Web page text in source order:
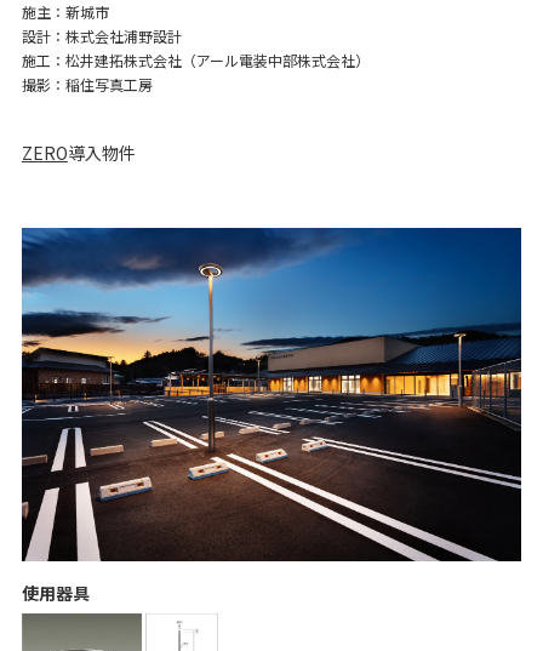
施主
新城市
設計
株式会社浦野設計
施工
松井建拓株式会社（アール電装中部株式会社）
撮影
稲住写真工房
ZERO導入物件
使用器具